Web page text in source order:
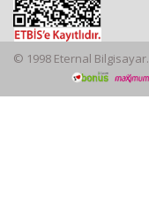
© 1998 Eternal Bilgisayar.